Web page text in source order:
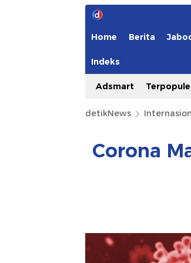
Home Berita
Indeks
Adsmart
detikNews
Corona